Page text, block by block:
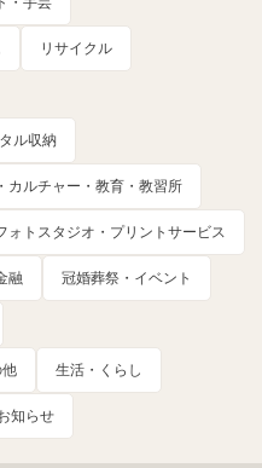
リサイクル
ル収納
カルチャー・教育・教習所
ォトスタジオ・プリントサービス
融 冠婚葬祭・イベント
生活・くらし
知らせ